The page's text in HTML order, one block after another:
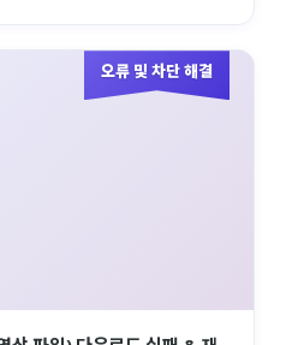
오류 및 차단 해결